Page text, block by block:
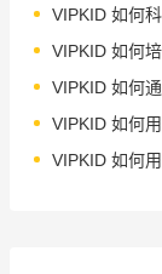
VIPKID 如何